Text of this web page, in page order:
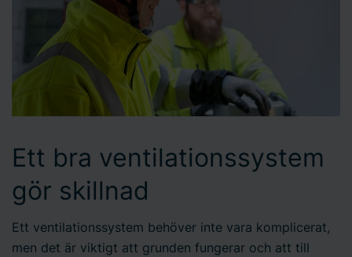
Ett bra ventilationssystem
gör skillnad
Ett ventilationssystem behöver inte vara komplicerat,
men det är viktigt att grunden fungerar och att till